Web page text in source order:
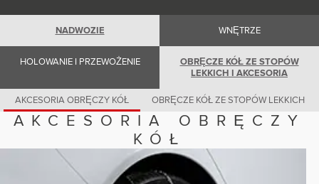
Spain (Spanish)
Switzerland (Italian)
USA (English)
NADWOZIE WNĘTRZE
HOLOWANIE I PRZEWOŻENIE
OBRĘCZE KÓŁ ZE STOPÓW
LEKKICH I AKCESORIA
AKCESORIA OBRĘCZY KÓŁ OBRĘCZE KÓŁ ZE STOPÓW LEKKICH
AKCESORIA OBRĘCZY
KÓŁ